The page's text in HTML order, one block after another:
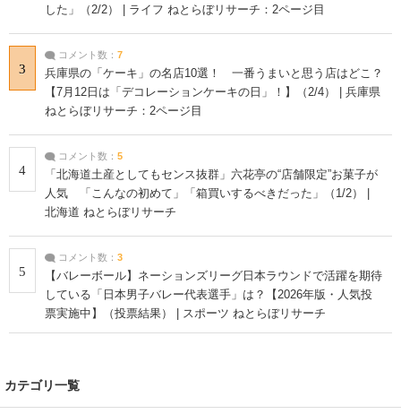
した」（2/2） | ライフ ねとらぼリサーチ：2ページ目
3
コメント数： 7
兵庫県の「ケーキ」の名店10選！ 一番うまいと思う店はどこ？
【7月12日は「デコレーションケーキの日」！】（2/4） | 兵庫県
ねとらぼリサーチ：2ページ目
4
コメント数： 5
「北海道土産としてもセンス抜群」六花亭の“店舗限定”お菓子が
人気 「こんなの初めて」「箱買いするべきだった」（1/2） |
北海道 ねとらぼリサーチ
5
コメント数： 3
【バレーボール】ネーションズリーグ日本ラウンドで活躍を期待
している「日本男子バレー代表選手」は？【2026年版・人気投
票実施中】（投票結果） | スポーツ ねとらぼリサーチ
カテゴリ一覧